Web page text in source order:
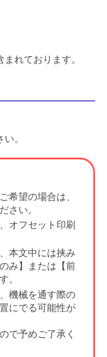
れております。
。
希望の場合は、
さい。
オフセット印刷
本文中には挟み
み】または【前
。
機械を通す際の
にでる可能性が
で予めご了承く